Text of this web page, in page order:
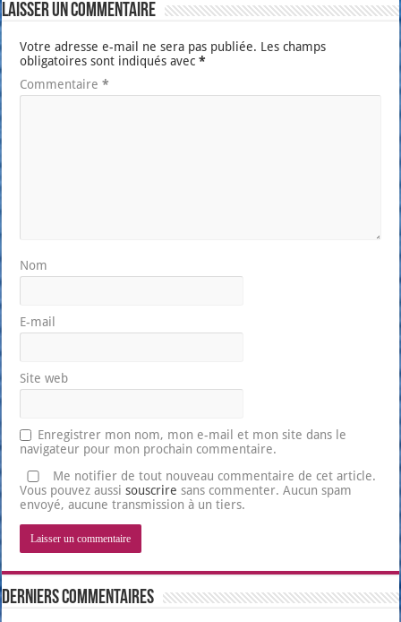
Laisser un commentaire
Votre adresse e-mail ne sera pas publiée. Les champs
obligatoires sont indiqués avec*
Commentaire*
Nom
E-mail
Site web
Enregistrer mon nom, mon e-mail et mon site dans le
navigateur pour mon prochain commentaire.
Me notifier de tout nouveau commentaire de cet article.
Vous pouvez aussisouscrire sans commenter. Aucun spam
envoyé, aucune transmission à un tiers.
Derniers Commentaires